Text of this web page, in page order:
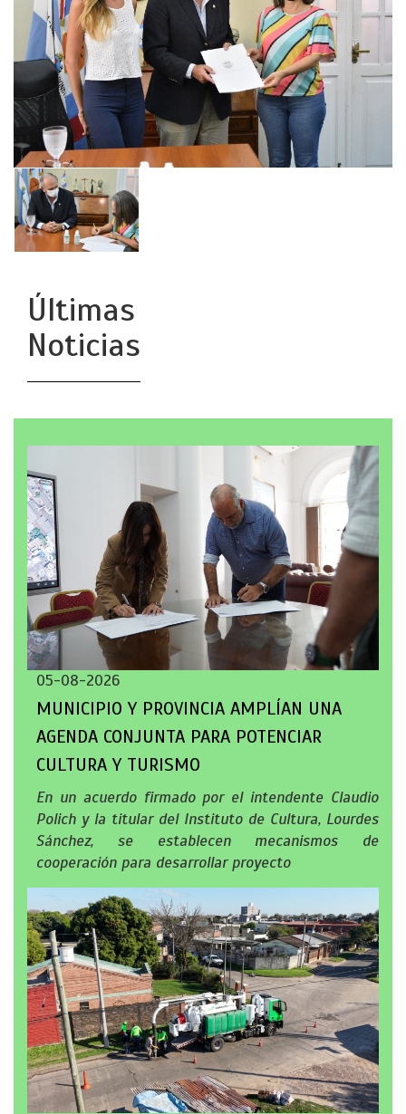
Últimas
Noticias
05-08-2026
MUNICIPIO Y PROVINCIA AMPLÍAN UNA
AGENDA CONJUNTA PARA POTENCIAR
CULTURA Y TURISMO
En un acuerdo firmado por el intendente Claudio
Polich y la titular del Instituto de Cultura, Lourdes
Sánchez, se establecen mecanismos de
cooperación para desarrollar proyecto